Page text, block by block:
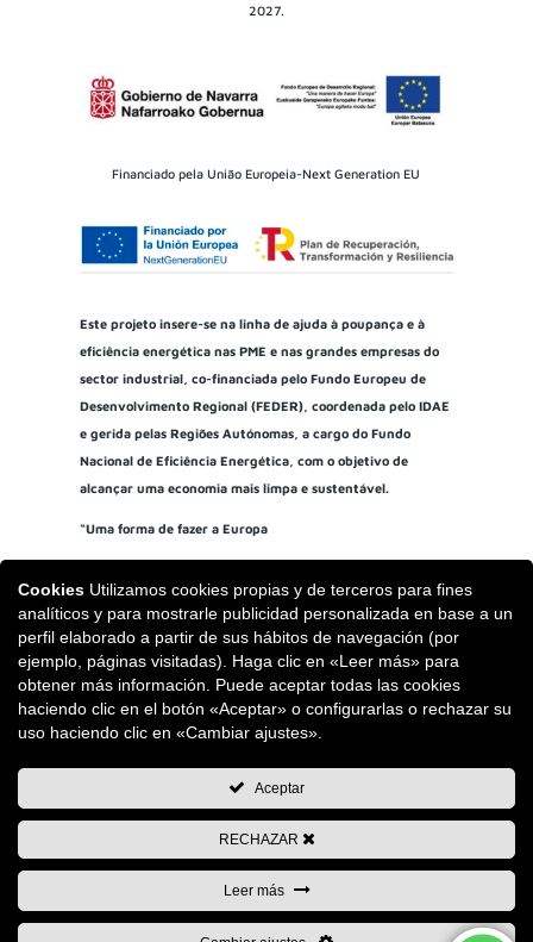
2027.
Financiado pela União Europeia-Next Generation EU
Este projeto insere-se na linha de ajuda à poupança e à
eficiência energética nas PME e nas grandes empresas do
sector industrial, co-financiada pelo Fundo Europeu de
Desenvolvimento Regional (FEDER), coordenada pelo IDAE
e gerida pelas Regiões Autónomas, a cargo do Fundo
Nacional de Eficiência Energética, com o objetivo de
alcançar uma economia mais limpa e sustentável.
“Uma forma de fazer a Europa
Cookies Utilizamos cookies propias y de terceros para fines
analíticos y para mostrarle publicidad personalizada en base a un
perfil elaborado a partir de sus hábitos de navegación (por
ejemplo, páginas visitadas). Haga clic en «Leer más» para
obtener más información. Puede aceptar todas las cookies
haciendo clic en el botón «Aceptar» o configurarlas o rechazar su
uso haciendo clic en «Cambiar ajustes».
Aceptar
RECHAZAR
Leer más